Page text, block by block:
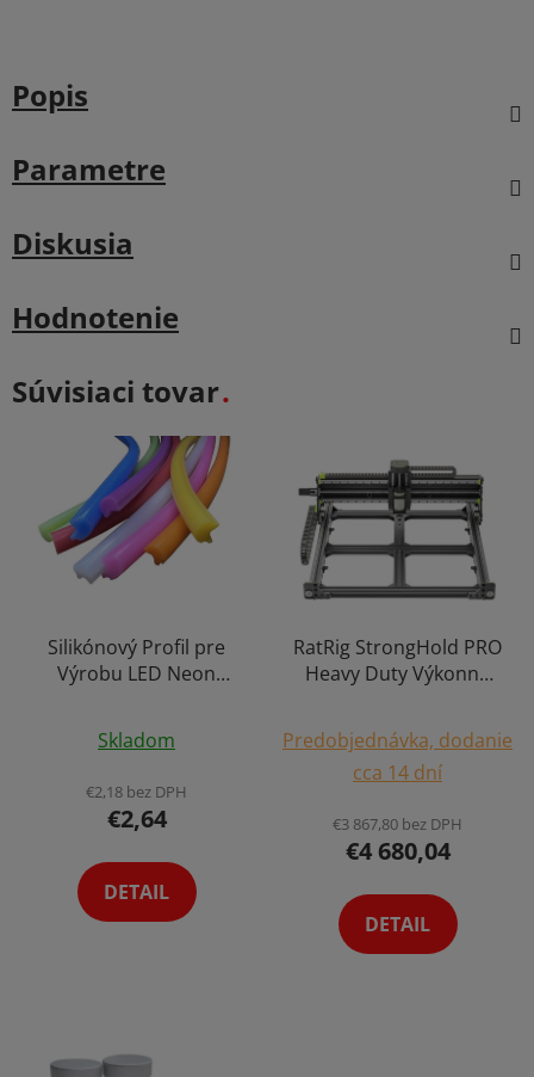
Popis
Parametre
Diskusia
Hodnotenie
Súvisiaci tovar
Silikónový Profil pre
Výrobu LED Neon
hodnotenie
produktu
je
z
Skladom
€2,18 bez DPH
€2,64
DETAIL
RatRig StrongHold PRO
Heavy Duty Výkonná
Gravírka Frézovacia
Gravírovacia Ploter až
150 x 150cm
hodnotenie
produktu
je
5,0
5
hviezdičiek.
Predobjednávka, dodanie
cca 14 dní
€3 867,80 bez DPH
€4 680,04
DETAIL